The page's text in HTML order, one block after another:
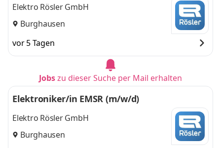
Elektro Rösler GmbH
Burghausen
vor 5 Tagen
Jobszu dieser Suche per Mail erhalten
Elektroniker/in EMSR (m/w/d)
Elektro Rösler GmbH
Burghausen